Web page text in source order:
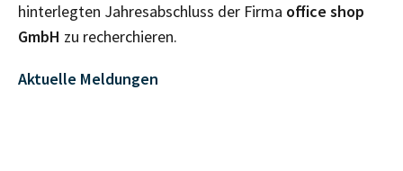
hinterlegten Jahresabschluss der Firma office shop
GmbH zu recherchieren.
Aktuelle Meldungen